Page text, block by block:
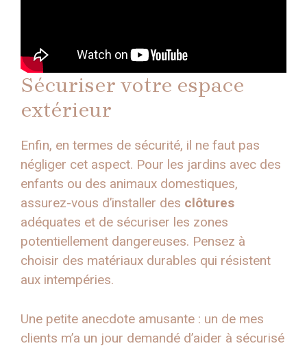
Sécuriser votre espace
extérieur
Enfin, en termes de sécurité, il ne faut pas
négliger cet aspect. Pour les jardins avec des
enfants ou des animaux domestiques,
assurez-vous d’installer des clôtures
adéquates et de sécuriser les zones
potentiellement dangereuses. Pensez à
choisir des matériaux durables qui résistent
aux intempéries.
Une petite anecdote amusante : un de mes
clients m’a un jour demandé d’aider à sécurisé